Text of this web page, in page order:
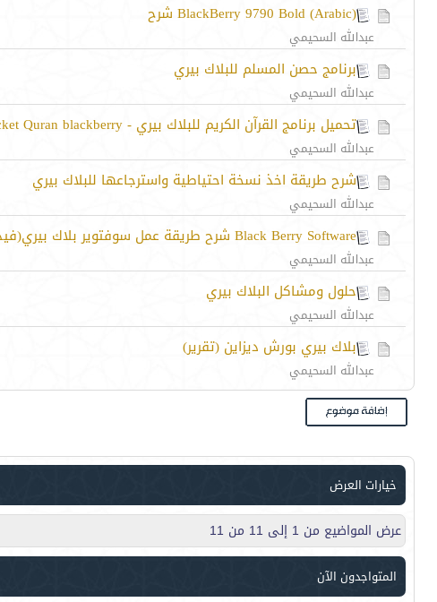
BlackBerry 9790 Bold (Arabic) شرح
عبدالله السحيمي
برنامج حصن المسلم للبلاك بيري
عبدالله السحيمي
تحميل برنامج القرآن الكريم للبلاك بيري - Pocket Quran blackberry
عبدالله السحيمي
شرح طريقة اخذ نسخة احتياطية واسترجاعها للبلاك بيري
عبدالله السحيمي
Black Berry Software شرح طريقة عمل سوفتوير بلاك بيري(فيديو)
عبدالله السحيمي
حلول ومشاكل البلاك بيري
عبدالله السحيمي
بلاك بيري بورش ديزاين (تقرير)
عبدالله السحيمي
خيارات العرض
عرض المواضيع من 1 إلى 11 من 11
المتواجدون الآن